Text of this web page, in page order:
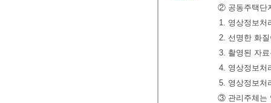
② 공동주택단
1. 영상정보처
2. 선명한 화
3. 촬영된 자
4. 영상정보처
5. 영상정보처
③ 관리주체는